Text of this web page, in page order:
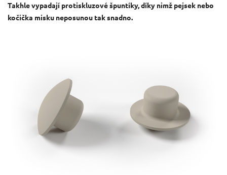
Takhle vypadají protiskluzové špuntíky, díky nimž pejsek nebo
kočička misku neposunou tak snadno.